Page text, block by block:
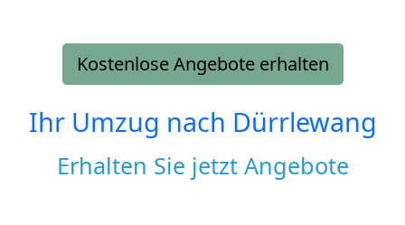
Kostenlose Angebote erhalten
Ihr Umzug nach Dürrlewang
Erhalten Sie jetzt Angebote